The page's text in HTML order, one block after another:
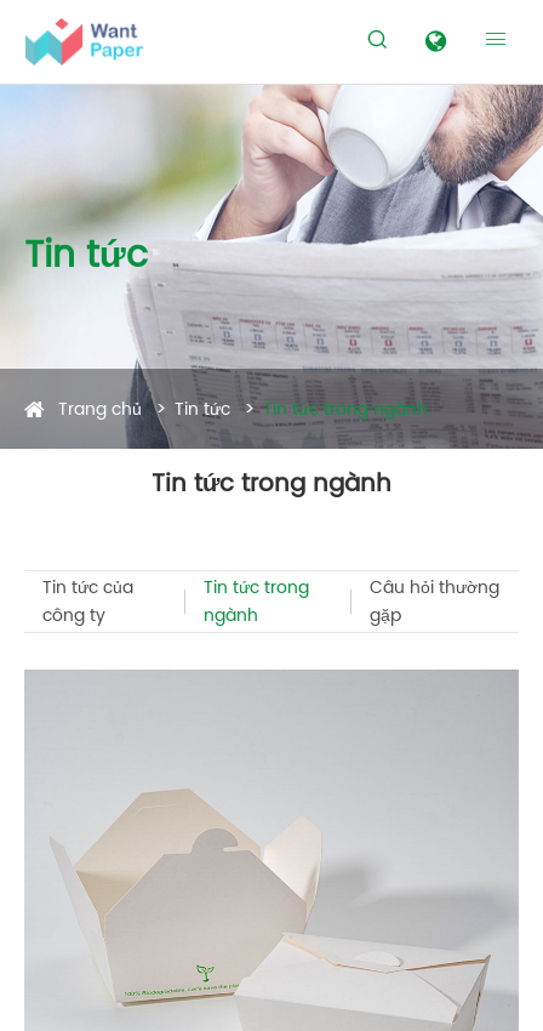
 
Tin tức
Trang chủ Tin tức Tin tức trong ngành
Tin tức trong ngành
Tin tức của
công ty
Tin tức trong
ngành
Câu hỏi thường
gặp